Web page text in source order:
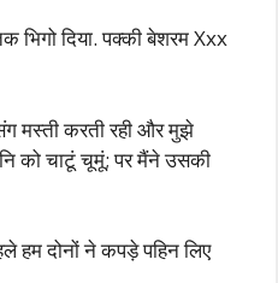
भिगो दिया. पक्की बेशरम Xxx
मस्ती करती रही और मुझे
को चाटूं चूमूं; पर मैंने उसकी
हम दोनों ने कपड़े पहिन लिए